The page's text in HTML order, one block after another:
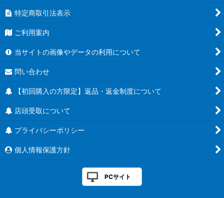
特定商取引法表示
ご利用案内
当サイトの画像やデータの利用について
問い合わせ
【初回購入の方限定】返品・返金制度について
店頭受取について
プライバシーポリシー
個人情報保護方針
PCサイト